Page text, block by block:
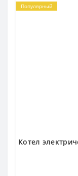
Популярный
Котел